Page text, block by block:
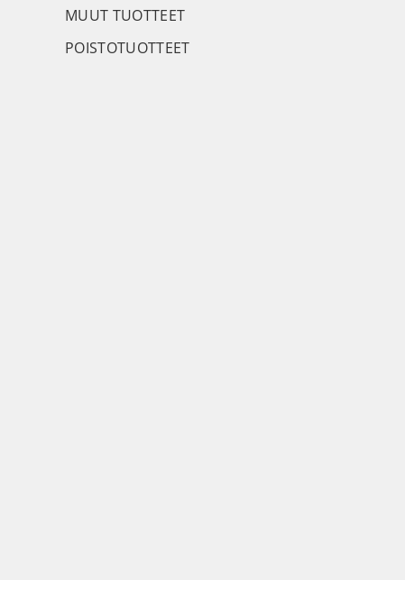
MUUT TUOTTEET
POISTOTUOTTEET